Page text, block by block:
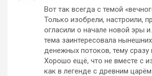
Вот так всегда с темой
Только изобрели, настроили,
огласили о начале новой эры
тема заинтересовала
денежных потоков, тему сразу
Хорошо ещё, что не вместе с
как в легенде с древним